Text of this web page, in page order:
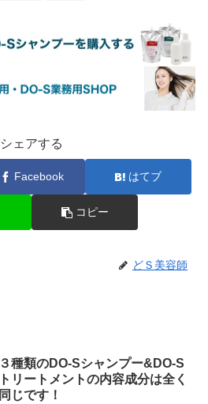
シェアする
Facebook はてブ
コピー
どＳ美容師
３種類のDO-Sシャンプー&DO-S
トリートメントの内容成分は全く
同じです！